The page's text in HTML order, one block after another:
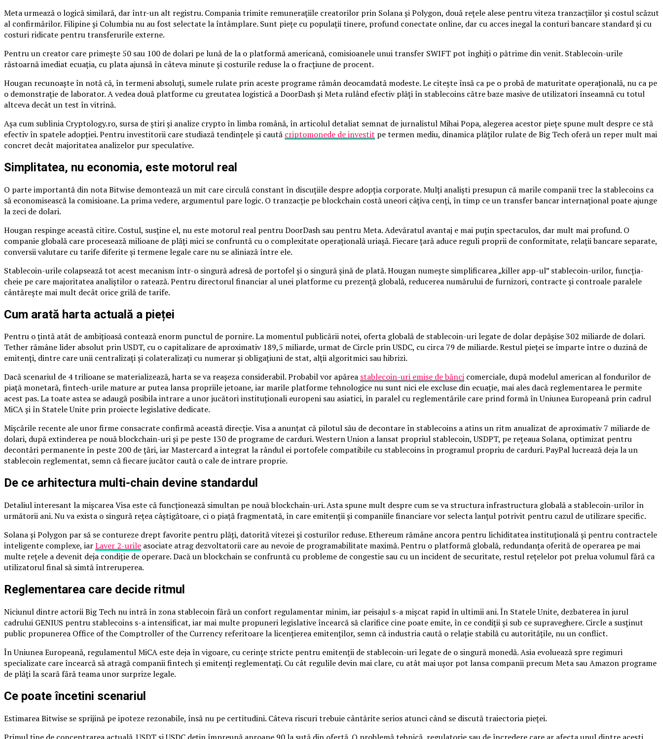
Meta urmează o logică similară, dar într-un alt registru. Compania trimite remunerațiile creatorilor prin Solana și Polygon, două rețele alese pentru viteza tranzacțiilor și costul scăzut
al confirmărilor. Filipine și Columbia nu au fost selectate la întâmplare. Sunt piețe cu populații tinere, profund conectate online, dar cu acces inegal la conturi bancare standard și cu
costuri ridicate pentru transferurile externe.
Pentru un creator care primește 50 sau 100 de dolari pe lună de la o platformă americană, comisioanele unui transfer SWIFT pot înghiți o pătrime din venit. Stablecoin-urile
răstoarnă imediat ecuația, cu plata ajunsă în câteva minute și costurile reduse la o fracțiune de procent.
Hougan recunoaște în notă că, în termeni absoluți, sumele rulate prin aceste programe rămân deocamdată modeste. Le citește însă ca pe o probă de maturitate operațională, nu ca pe
o demonstrație de laborator. A vedea două platforme cu greutatea logistică a DoorDash și Meta rulând efectiv plăți în stablecoins către baze masive de utilizatori înseamnă cu totul
altceva decât un test în vitrină.
Așa cum sublinia Cryptology.ro, sursa de știri și analize crypto în limba română, în articolul detaliat semnat de jurnalistul Mihai Popa, alegerea acestor piețe spune mult despre ce stă
efectiv în spatele adopției. Pentru investitorii care studiază tendințele și caută criptomonede de investit pe termen mediu, dinamica plăților rulate de Big Tech oferă un reper mult mai
concret decât majoritatea analizelor pur speculative.
Simplitatea, nu economia, este motorul real
O parte importantă din nota Bitwise demontează un mit care circulă constant în discuțiile despre adopția corporate. Mulți analiști presupun că marile companii trec la stablecoins ca
să economisească la comisioane. La prima vedere, argumentul pare logic. O tranzacție pe blockchain costă uneori câțiva cenți, în timp ce un transfer bancar internațional poate ajunge
la zeci de dolari.
Hougan respinge această citire. Costul, susține el, nu este motorul real pentru DoorDash sau pentru Meta. Adevăratul avantaj e mai puțin spectaculos, dar mult mai profund. O
companie globală care procesează milioane de plăți mici se confruntă cu o complexitate operațională uriașă. Fiecare țară aduce reguli proprii de conformitate, relații bancare separate,
conversii valutare cu tarife diferite și termene legale care nu se aliniază între ele.
Stablecoin-urile colapsează tot acest mecanism într-o singură adresă de portofel și o singură șină de plată. Hougan numește simplificarea „killer app-ul” stablecoin-urilor, funcția-
cheie pe care majoritatea analiștilor o ratează. Pentru directorul financiar al unei platforme cu prezență globală, reducerea numărului de furnizori, contracte și controale paralele
cântărește mai mult decât orice grilă de tarife.
Cum arată harta actuală a pieței
Pentru o țintă atât de ambițioasă contează enorm punctul de pornire. La momentul publicării notei, oferta globală de stablecoin-uri legate de dolar depășise 302 miliarde de dolari.
Tether rămâne lider absolut prin USDT, cu o capitalizare de aproximativ 189,5 miliarde, urmat de Circle prin USDC, cu circa 79 de miliarde. Restul pieței se împarte între o duzină de
emitenți, dintre care unii centralizați și colateralizați cu numerar și obligațiuni de stat, alții algoritmici sau hibrizi.
Dacă scenariul de 4 trilioane se materializează, harta se va reașeza considerabil. Probabil vor apărea stablecoin-uri emise de bănci comerciale, după modelul american al fondurilor de
piață monetară, fintech-urile mature ar putea lansa propriile jetoane, iar marile platforme tehnologice nu sunt nici ele excluse din ecuație, mai ales dacă reglementarea le permite
acest pas. La toate astea se adaugă posibila intrare a unor jucători instituționali europeni sau asiatici, în paralel cu reglementările care prind formă în Uniunea Europeană prin cadrul
MiCA și în Statele Unite prin proiecte legislative dedicate.
Mișcările recente ale unor firme consacrate confirmă această direcție. Visa a anunțat că pilotul său de decontare în stablecoins a atins un ritm anualizat de aproximativ 7 miliarde de
dolari, după extinderea pe nouă blockchain-uri și pe peste 130 de programe de carduri. Western Union a lansat propriul stablecoin, USDPT, pe rețeaua Solana, optimizat pentru
decontări permanente în peste 200 de țări, iar Mastercard a integrat la rândul ei portofele compatibile cu stablecoins în programul propriu de carduri. PayPal lucrează deja la un
stablecoin reglementat, semn că fiecare jucător caută o cale de intrare proprie.
De ce arhitectura multi-chain devine standardul
Detaliul interesant la mișcarea Visa este că funcționează simultan pe nouă blockchain-uri. Asta spune mult despre cum se va structura infrastructura globală a stablecoin-urilor în
următorii ani. Nu va exista o singură rețea câștigătoare, ci o piață fragmentată, în care emitenții și companiile financiare vor selecta lanțul potrivit pentru cazul de utilizare specific.
Solana și Polygon par să se contureze drept favorite pentru plăți, datorită vitezei și costurilor reduse. Ethereum rămâne ancora pentru lichiditatea instituțională și pentru contractele
inteligente complexe, iarLayer 2-urile asociate atrag dezvoltatorii care au nevoie de programabilitate maximă. Pentru o platformă globală, redundanța oferită de operarea pe mai
multe rețele a devenit deja condiție de operare. Dacă un blockchain se confruntă cu probleme de congestie sau cu un incident de securitate, restul rețelelor pot prelua volumul fără ca
utilizatorul final să simtă întreruperea.
Reglementarea care decide ritmul
Niciunul dintre actorii Big Tech nu intră în zona stablecoin fără un confort regulamentar minim, iar peisajul s-a mișcat rapid în ultimii ani. În Statele Unite, dezbaterea în jurul
cadrului GENIUS pentru stablecoins s-a intensificat, iar mai multe propuneri legislative încearcă să clarifice cine poate emite, în ce condiții și sub ce supraveghere. Circle a susținut
public propunerea Office of the Comptroller of the Currency referitoare la licențierea emitenților, semn că industria caută o relație stabilă cu autoritățile, nu un conflict.
În Uniunea Europeană, regulamentul MiCA este deja în vigoare, cu cerințe stricte pentru emitenții de stablecoin-uri legate de o singură monedă. Asia evoluează spre regimuri
specializate care încearcă să atragă companii fintech și emitenți reglementați. Cu cât regulile devin mai clare, cu atât mai ușor pot lansa companii precum Meta sau Amazon programe
de plăți la scară fără teama unor surprize legale.
Ce poate încetini scenariul
Estimarea Bitwise se sprijină pe ipoteze rezonabile, însă nu pe certitudini. Câteva riscuri trebuie cântărite serios atunci când se discută traiectoria pieței.